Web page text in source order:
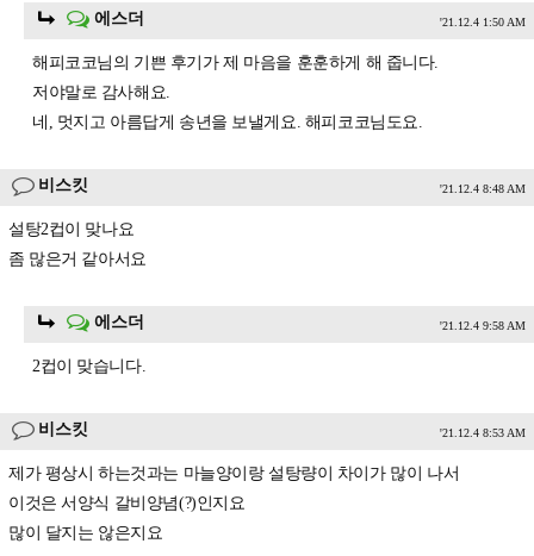
에스더 '21.12.4 1:50 AM
해피코코님의 기쁜 후기가 제 마음을 훈훈하게 해 줍니다.
저야말로 감사해요.
네, 멋지고 아름답게 송년을 보낼게요. 해피코코님도요.
비스킷 '21.12.4 8:48 AM
설탕2컵이 맞나요
좀 많은거 같아서요
에스더 '21.12.4 9:58 AM
2컵이 맞습니다.
비스킷 '21.12.4 8:53 AM
제가 평상시 하는것과는 마늘양이랑 설탕량이 차이가 많이 나서
이것은 서양식 갈비양념(?)인지요
많이 달지는 않은지요